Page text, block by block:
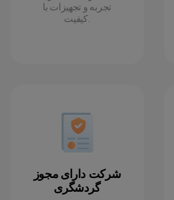
تجربه و تجهیزات با
کیفیت.
شرکت دارای مجوز
گردشگری